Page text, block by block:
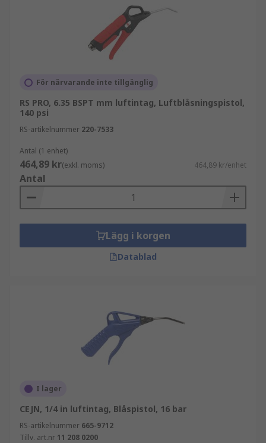
För närvarande inte tillgänglig
RS PRO, 6.35 BSPT mm luftintag, Luftblåsningspistol,
140 psi
RS-artikelnummer 220-7533
Antal (1 enhet)
464,89 kr(exkl. moms) 464,89 kr/enhet
Antal
Lägg i korgen
Datablad
I lager
CEJN, 1/4 in luftintag, Blåspistol, 16 bar
RS-artikelnummer 665-9712
Tillv. art.nr 11 208 0200